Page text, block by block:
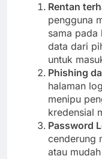
Rentan
pengguna
sama
data dari
untuk
Phishing
halaman
menipu
kredensial
Password
cenderung
atau